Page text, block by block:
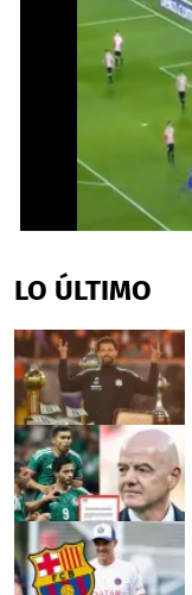
of
1
26
seconds
LO ÚLTIMO